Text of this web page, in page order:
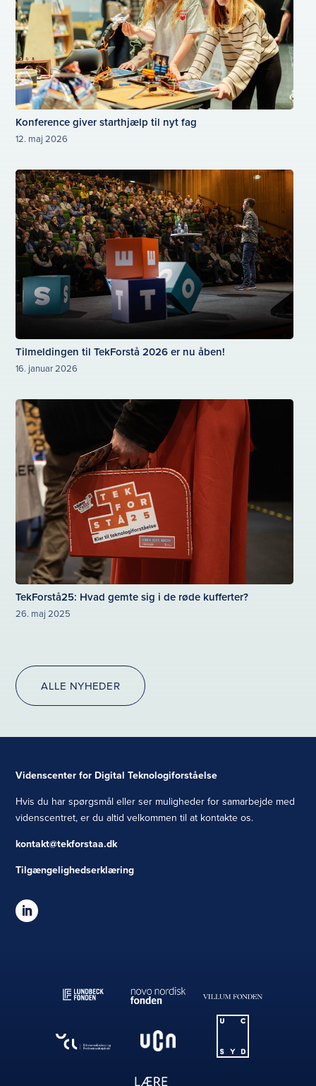
Konference giver starthjælp til nyt fag
12. maj 2026
Tilmeldingen til TekForstå 2026 er nu åben!
16. januar 2026
TekForstå25: Hvad gemte sig i de røde kufferter?
26. maj 2025
ALLE NYHEDER
Videnscenter for Digital Teknologiforståelse
Hvis du har spørgsmål eller ser muligheder for samarbejde med
videnscentret, er du altid velkommen til at kontakte os.
kontakt@tekforstaa.dk
Tilgængelighedserklæring